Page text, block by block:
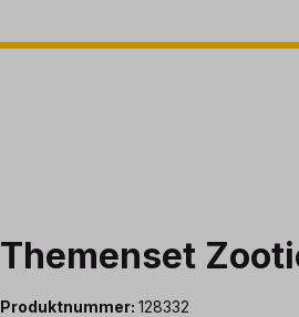
Themenset
Produktnummer:128332